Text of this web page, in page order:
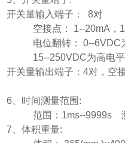
开关量输入端子： 8对
空接点： 1--20mA，
电位翻转： 0--6VDC
15--250VDC为高电平
开关量输出端子：4对，空
6、时间测量范围:
范围：1ms--9999s 测
7、体积重量: